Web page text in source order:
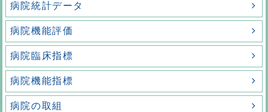
病院統計データ
病院機能評価
病院臨床指標
病院機能指標
病院の取組